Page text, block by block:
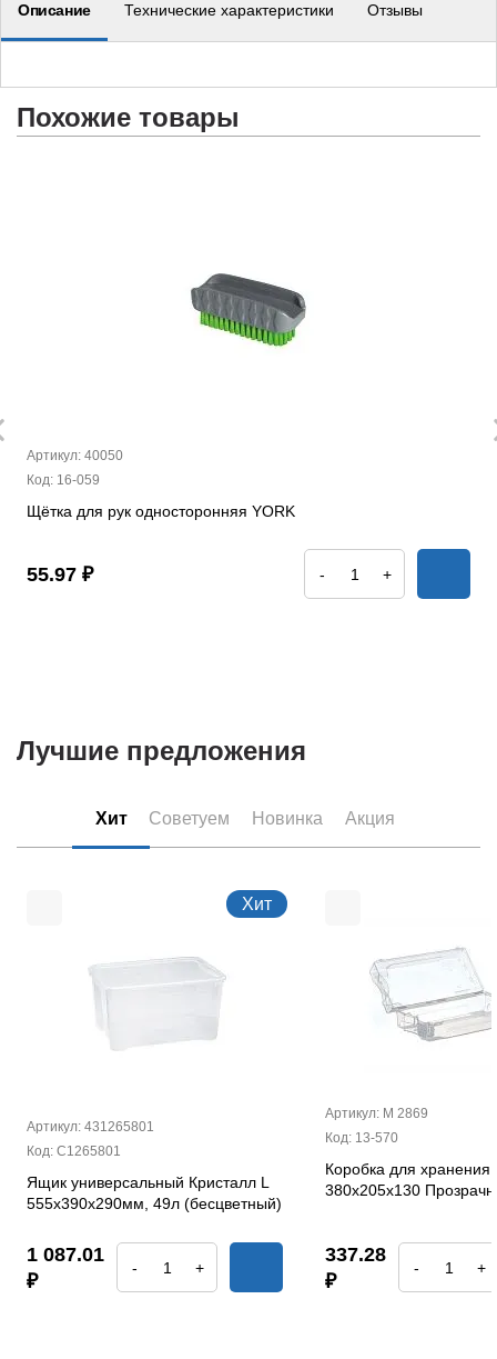
Описание Технические характеристики Отзывы
Похожие товары
Артикул: 40050
Код: 16-059
Щётка для рук односторонняя YORK
55.97 ₽ - +
Лучшие предложения
Хит Советуем Новинка Акция
Хит
Артикул: 431265801
Код: С1265801
Ящик универсальный Кристалл L
555х390х290мм, 49л (бесцветный)
1 087.01
₽
- +
Артикул: М 2869
Код: 13-570
Коробка для хранения
380х205х130
337.28
₽
- +